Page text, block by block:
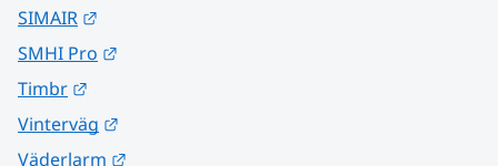
SIMAIR
SMHI Pro
Timbr
Vinterväg
Väderlarm